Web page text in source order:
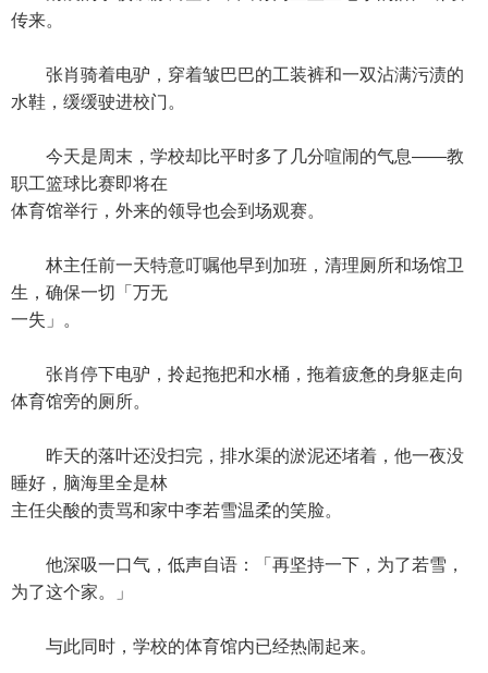
传来。
张肖骑着电驴，穿着皱巴巴的工装裤和一双沾满污渍的
水鞋，缓缓驶进校门。
今天是周末，学校却比平时多了几分喧闹的气息——教
职工篮球比赛即将在
体育馆举行，外来的领导也会到场观赛。
林主任前一天特意叮嘱他早到加班，清理厕所和场馆卫
生，确保一切「万无
一失」。
张肖停下电驴，拎起拖把和水桶，拖着疲惫的身躯走向
体育馆旁的厕所。
昨天的落叶还没扫完，排水渠的淤泥还堵着，他一夜没
睡好，脑海里全是林
主任尖酸的责骂和家中李若雪温柔的笑脸。
他深吸一口气，低声自语：「再坚持一下，为了若雪，
为了这个家。」
与此同时，学校的体育馆内已经热闹起来。